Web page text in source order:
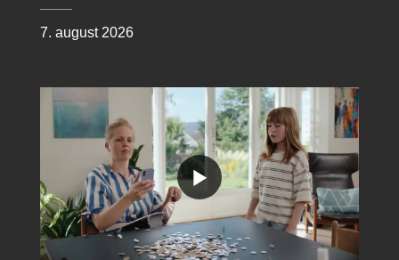
7. august 2026